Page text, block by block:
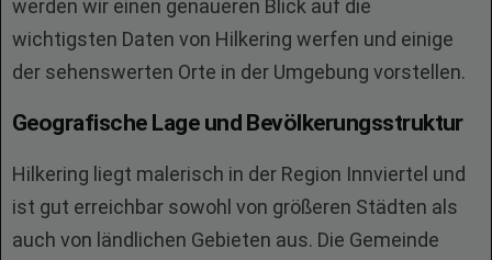
werden wir einen genaueren Blick auf die
wichtigsten Daten von Hilkering werfen und einige
der sehenswerten Orte in der Umgebung vorstellen.
Geografische Lage und Bevölkerungsstruktur
Hilkering liegt malerisch in der Region Innviertel und
ist gut erreichbar sowohl von größeren Städten als
auch von ländlichen Gebieten aus. Die Gemeinde